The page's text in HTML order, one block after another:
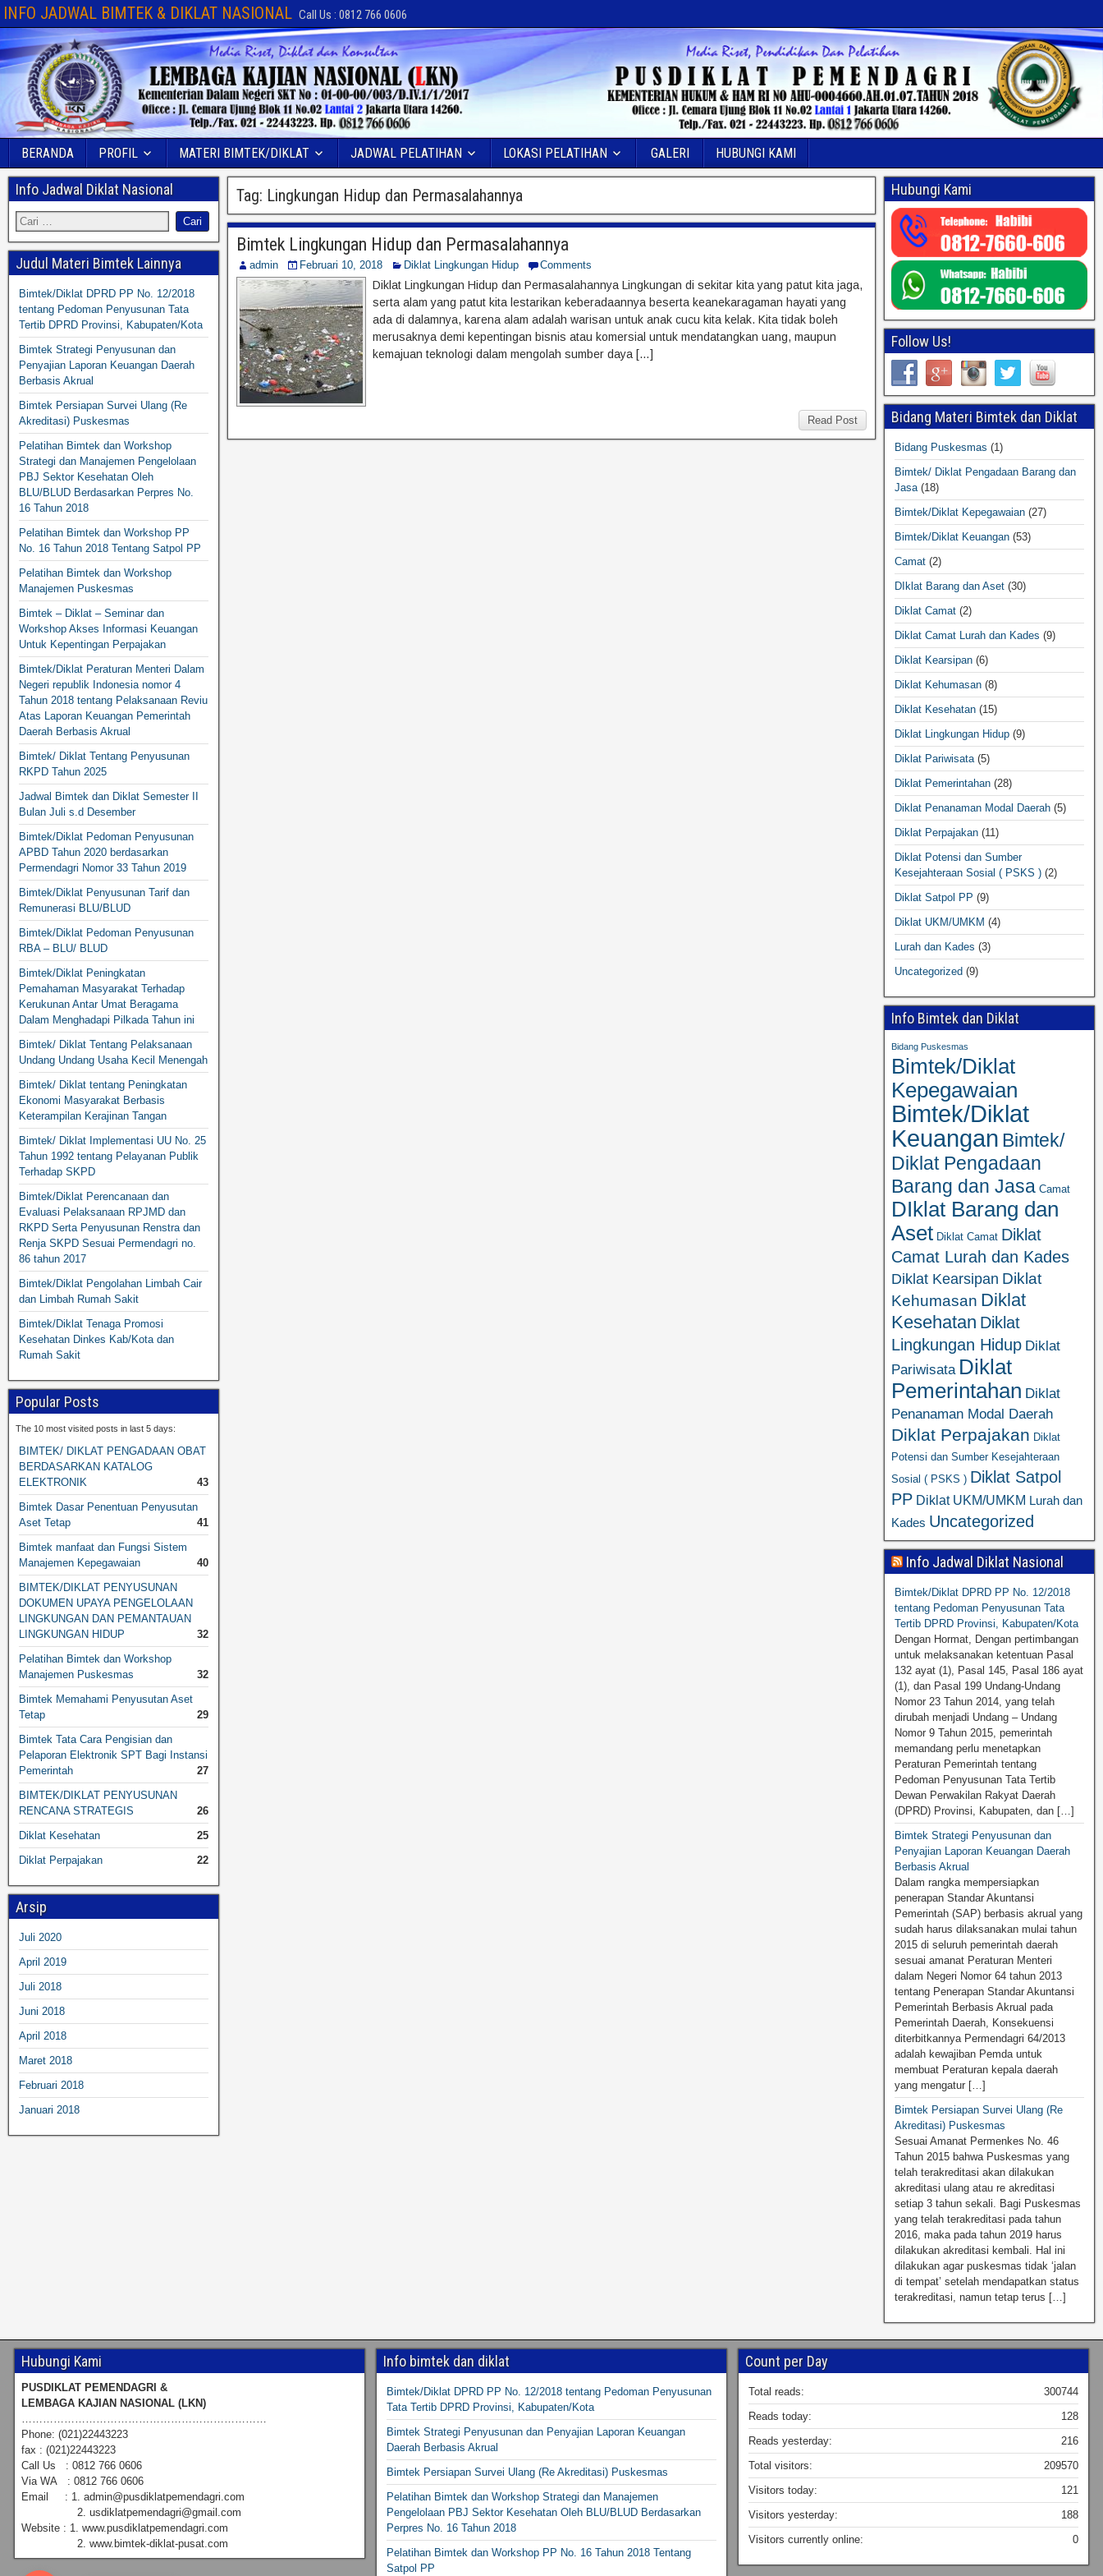
INFO JADWAL BIMTEK & DIKLAT NASIONAL Call Us : 0812 766 0606
BERANDA PROFIL MATERI BIMTEK/DIKLAT JADWAL PELATIHAN LOKASI PELATIHAN GALERI HUBUNGI KAMI
Tag: Lingkungan Hidup dan Permasalahannya
Bimtek Lingkungan Hidup dan Permasalahannya
admin Februari 10, 2018 Diklat Lingkungan Hidup Comments
Diklat Lingkungan Hidup dan Permasalahannya Lingkungan di sekitar kita yang patut kita jaga,
serta alam yang patut kita lestarikan keberadaannya beserta keanekaragaman hayati yang
ada di dalamnya, karena alam adalah warisan untuk anak cucu kita kelak. Kita tidak boleh
merusaknya demi kepentingan bisnis atau komersial untuk mendatangkan uang, maupun
kemajuan teknologi dalam mengolah sumber daya […]
Read Post
Info Jadwal Diklat Nasional
Judul Materi Bimtek Lainnya
Bimtek/Diklat DPRD PP No. 12/2018
tentang Pedoman Penyusunan Tata
Tertib DPRD Provinsi, Kabupaten/Kota
Bimtek Strategi Penyusunan dan
Penyajian Laporan Keuangan Daerah
Berbasis Akrual
Bimtek Persiapan Survei Ulang (Re
Akreditasi) Puskesmas
Pelatihan Bimtek dan Workshop
Strategi dan Manajemen Pengelolaan
PBJ Sektor Kesehatan Oleh
BLU/BLUD Berdasarkan Perpres No.
16 Tahun 2018
Pelatihan Bimtek dan Workshop PP
No. 16 Tahun 2018 Tentang Satpol PP
Pelatihan Bimtek dan Workshop
Manajemen Puskesmas
Bimtek – Diklat – Seminar dan
Workshop Akses Informasi Keuangan
Untuk Kepentingan Perpajakan
Bimtek/Diklat Peraturan Menteri Dalam
Negeri republik Indonesia nomor 4
Tahun 2018 tentang Pelaksanaan Reviu
Atas Laporan Keuangan Pemerintah
Daerah Berbasis Akrual
Bimtek/ Diklat Tentang Penyusunan
RKPD Tahun 2025
Jadwal Bimtek dan Diklat Semester II
Bulan Juli s.d Desember
Bimtek/Diklat Pedoman Penyusunan
APBD Tahun 2020 berdasarkan
Permendagri Nomor 33 Tahun 2019
Bimtek/Diklat Penyusunan Tarif dan
Remunerasi BLU/BLUD
Bimtek/Diklat Pedoman Penyusunan
RBA – BLU/ BLUD
Bimtek/Diklat Peningkatan
Pemahaman Masyarakat Terhadap
Kerukunan Antar Umat Beragama
Dalam Menghadapi Pilkada Tahun ini
Bimtek/ Diklat Tentang Pelaksanaan
Undang Undang Usaha Kecil Menengah
Bimtek/ Diklat tentang Peningkatan
Ekonomi Masyarakat Berbasis
Keterampilan Kerajinan Tangan
Bimtek/ Diklat Implementasi UU No. 25
Tahun 1992 tentang Pelayanan Publik
Terhadap SKPD
Bimtek/Diklat Perencanaan dan
Evaluasi Pelaksanaan RPJMD dan
RKPD Serta Penyusunan Renstra dan
Renja SKPD Sesuai Permendagri no.
86 tahun 2017
Bimtek/Diklat Pengolahan Limbah Cair
dan Limbah Rumah Sakit
Bimtek/Diklat Tenaga Promosi
Kesehatan Dinkes Kab/Kota dan
Rumah Sakit
Popular Posts
The 10 most visited posts in last 5 days:
BIMTEK/ DIKLAT PENGADAAN OBAT
BERDASARKAN KATALOG
ELEKTRONIK
43
Bimtek Dasar Penentuan Penyusutan
Aset Tetap
41
Bimtek manfaat dan Fungsi Sistem
Manajemen Kepegawaian
40
BIMTEK/DIKLAT PENYUSUNAN
DOKUMEN UPAYA PENGELOLAAN
LINGKUNGAN DAN PEMANTAUAN
LINGKUNGAN HIDUP
32
Pelatihan Bimtek dan Workshop
Manajemen Puskesmas
32
Bimtek Memahami Penyusutan Aset
Tetap
29
Bimtek Tata Cara Pengisian dan
Pelaporan Elektronik SPT Bagi Instansi
Pemerintah
27
BIMTEK/DIKLAT PENYUSUNAN
RENCANA STRATEGIS
26
Diklat Kesehatan
25
Diklat Perpajakan
22
Arsip
Juli 2020
April 2019
Juli 2018
Juni 2018
April 2018
Maret 2018
Februari 2018
Januari 2018
Hubungi Kami
Follow Us!
Bidang Materi Bimtek dan Diklat
Bidang Puskesmas (1)
Bimtek/ Diklat Pengadaan Barang dan
Jasa (18)
Bimtek/Diklat Kepegawaian (27)
Bimtek/Diklat Keuangan (53)
Camat (2)
DIklat Barang dan Aset (30)
Diklat Camat (2)
Diklat Camat Lurah dan Kades (9)
Diklat Kearsipan (6)
Diklat Kehumasan (8)
Diklat Kesehatan (15)
Diklat Lingkungan Hidup (9)
Diklat Pariwisata (5)
Diklat Pemerintahan (28)
Diklat Penanaman Modal Daerah (5)
Diklat Perpajakan (11)
Diklat Potensi dan Sumber
Kesejahteraan Sosial ( PSKS ) (2)
Diklat Satpol PP (9)
Diklat UKM/UMKM (4)
Lurah dan Kades (3)
Uncategorized (9)
Info Bimtek dan Diklat
Bidang Puskesmas
Bimtek/Diklat
Kepegawaian
Bimtek/Diklat
Keuangan Bimtek/
Diklat Pengadaan
Barang dan Jasa Camat
DIklat Barang dan
Aset Diklat Camat Diklat
Camat Lurah dan Kades
Diklat Kearsipan Diklat
Kehumasan Diklat
Kesehatan Diklat
Lingkungan Hidup Diklat
Pariwisata Diklat
Pemerintahan Diklat
Penanaman Modal Daerah
Diklat Perpajakan Diklat
Potensi dan Sumber Kesejahteraan
Sosial ( PSKS ) Diklat Satpol
PP Diklat UKM/UMKM Lurah dan
Kades Uncategorized
Info Jadwal Diklat Nasional
Bimtek/Diklat DPRD PP No. 12/2018
tentang Pedoman Penyusunan Tata
Tertib DPRD Provinsi, Kabupaten/Kota
Dengan Hormat, Dengan pertimbangan
untuk melaksanakan ketentuan Pasal
132 ayat (1), Pasal 145, Pasal 186 ayat
(1), dan Pasal 199 Undang-Undang
Nomor 23 Tahun 2014, yang telah
dirubah menjadi Undang – Undang
Nomor 9 Tahun 2015, pemerintah
memandang perlu menetapkan
Peraturan Pemerintah tentang
Pedoman Penyusunan Tata Tertib
Dewan Perwakilan Rakyat Daerah
(DPRD) Provinsi, Kabupaten, dan […]
Bimtek Strategi Penyusunan dan
Penyajian Laporan Keuangan Daerah
Berbasis Akrual
Dalam rangka mempersiapkan
penerapan Standar Akuntansi
Pemerintah (SAP) berbasis akrual yang
sudah harus dilaksanakan mulai tahun
2015 di seluruh pemerintah daerah
sesuai amanat Peraturan Menteri
dalam Negeri Nomor 64 tahun 2013
tentang Penerapan Standar Akuntansi
Pemerintah Berbasis Akrual pada
Pemerintah Daerah, Konsekuensi
diterbitkannya Permendagri 64/2013
adalah kewajiban Pemda untuk
membuat Peraturan kepala daerah
yang mengatur […]
Bimtek Persiapan Survei Ulang (Re
Akreditasi) Puskesmas
Sesuai Amanat Permenkes No. 46
Tahun 2015 bahwa Puskesmas yang
telah terakreditasi akan dilakukan
akreditasi ulang atau re akreditasi
setiap 3 tahun sekali. Bagi Puskesmas
yang telah terakreditasi pada tahun
2016, maka pada tahun 2019 harus
dilakukan akreditasi kembali. Hal ini
dilakukan agar puskesmas tidak ‘jalan
di tempat’ setelah mendapatkan status
terakreditasi, namun tetap terus […]
Hubungi Kami
PUSDIKLAT PEMENDAGRI &
LEMBAGA KAJIAN NASIONAL (LKN)
Phone: (021)22443223
fax : (021)22443223
Call Us : 0812 766 0606
Via WA : 0812 766 0606
Email : 1. admin@pusdiklatpemendagri.com
2. usdiklatpemendagri@gmail.com
Website : 1. www.pusdiklatpemendagri.com
2. www.bimtek-diklat-pusat.com
Info bimtek dan diklat
Bimtek/Diklat DPRD PP No. 12/2018 tentang Pedoman Penyusunan
Tata Tertib DPRD Provinsi, Kabupaten/Kota
Bimtek Strategi Penyusunan dan Penyajian Laporan Keuangan
Daerah Berbasis Akrual
Bimtek Persiapan Survei Ulang (Re Akreditasi) Puskesmas
Pelatihan Bimtek dan Workshop Strategi dan Manajemen
Pengelolaan PBJ Sektor Kesehatan Oleh BLU/BLUD Berdasarkan
Perpres No. 16 Tahun 2018
Pelatihan Bimtek dan Workshop PP No. 16 Tahun 2018 Tentang
Satpol PP
Count per Day
300744
Total reads:
128
Reads today:
216
Reads yesterday:
209570
Total visitors:
121
Visitors today:
188
Visitors yesterday:
0
Visitors currently online: